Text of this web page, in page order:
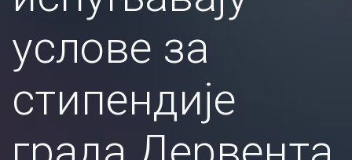
услове за
стипендије